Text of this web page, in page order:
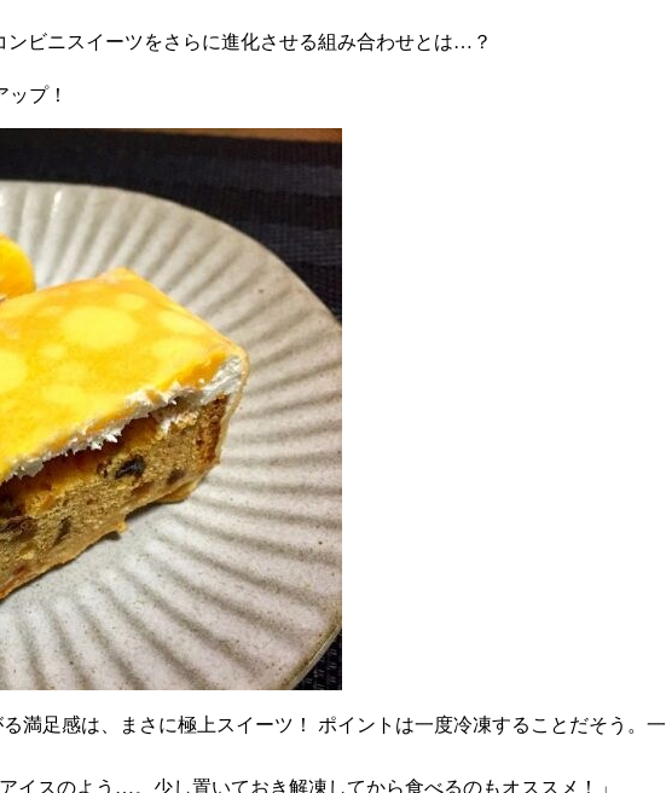
ビニスイーツをさらに進化させる組み合わせとは…？
プ！
満足感は、まさに極上スイーツ！ ポイントは一度冷凍することだそう。
イスのよう…。少し置いておき解凍してから食べるのもオススメ！」